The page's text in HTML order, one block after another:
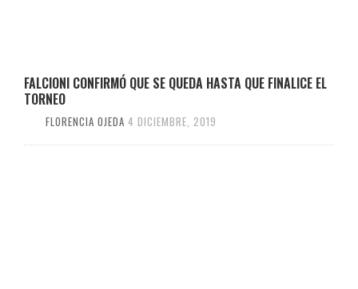
FALCIONI CONFIRMÓ QUE SE QUEDA HASTA QUE FINALICE EL
TORNEO
FLORENCIA OJEDA 4 DICIEMBRE, 2019